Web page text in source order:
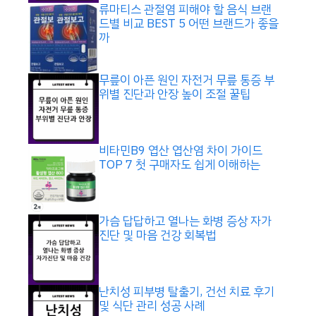
류마티스 관절염 피해야 할 음식 브랜
드별 비교 BEST 5 어떤 브랜드가 좋을
까
무릎이 아픈 원인 자전거 무릎 통증 부
위별 진단과 안장 높이 조절 꿀팁
비타민B9 엽산 엽산염 차이 가이드
TOP 7 첫 구매자도 쉽게 이해하는
가슴 답답하고 열나는 화병 증상 자가
진단 및 마음 건강 회복법
난치성 피부병 탈출기, 건선 치료 후기
및 식단 관리 성공 사례